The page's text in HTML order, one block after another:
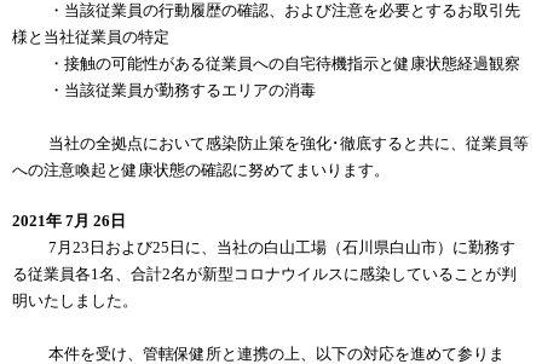
・当該従業員の行動履歴の確認、および注意を必要とするお取引先
様と当社従業員の特定
・接触の可能性がある従業員への自宅待機指示と健康状態経過観察
・当該従業員が勤務するエリアの消毒
当社の全拠点において感染防止策を強化･徹底すると共に、従業員等
への注意喚起と健康状態の確認に努めてまいります。
2021年 7月 26日
7月23日および25日に、当社の白山工場（石川県白山市）に勤務す
る従業員各1名、合計2名が新型コロナウイルスに感染していることが判
明いたしました。
本件を受け、管轄保健所と連携の上、以下の対応を進めて参りま